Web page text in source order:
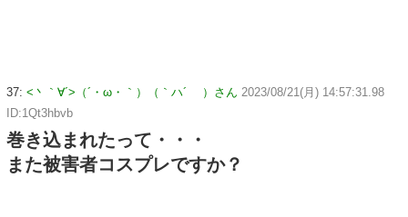
37: <丶｀∀´>（´・ω・｀）（｀ハ´ ）さん 2023/08/21(月) 14:57:31.98
ID:1Qt3hbvb
巻き込まれたって・・・
また被害者コスプレですか？